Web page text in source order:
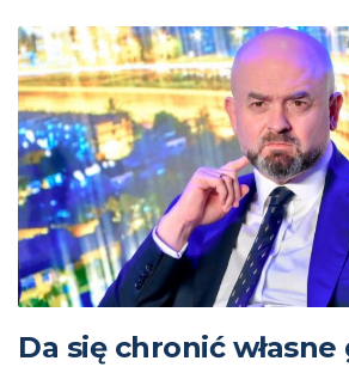
Da się chronić